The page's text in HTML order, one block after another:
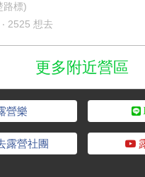
路標)
2525 想去
更多附近營區
營樂
露營社團